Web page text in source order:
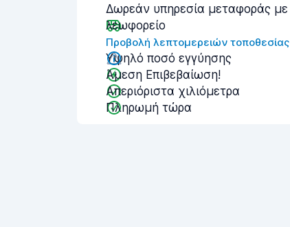
Δωρεάν υπηρεσία μεταφοράς με
λεωφορείο
Προβολή λεπτομερειών τοποθεσίας
Υψηλό ποσό εγγύησης
Άμεση Επιβεβαίωση!
Απεριόριστα χιλιόμετρα
Πληρωμή τώρα